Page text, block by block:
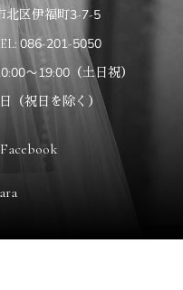
北区伊福町3-7-5
086-201-5050
〜19:00（土日祝）
（祝日を除く）
Facebook